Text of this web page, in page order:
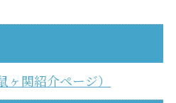
関紹介ページ）